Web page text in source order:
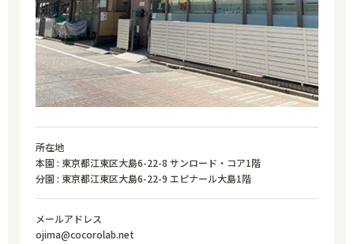
所在地
本園 : 東京都江東区大島6-22-8 サンロード・コア1階
分園 : 東京都江東区大島6-22-9 エピナール大島1階
メールアドレス
ojima@cocorolab.net